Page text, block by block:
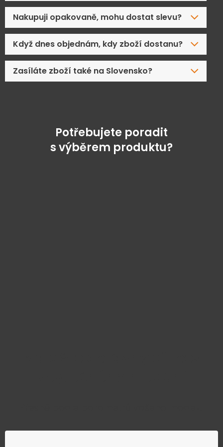
Nakupuji opakovaně, mohu dostat slevu?
Když dnes objednám, kdy zboží dostanu?
Zasíláte zboží také na Slovensko?
Potřebujete poradit
s výběrem produktu?